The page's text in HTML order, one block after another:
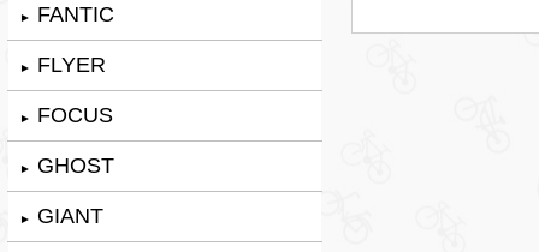
► FANTIC
► FLYER
► FOCUS
► GHOST
► GIANT